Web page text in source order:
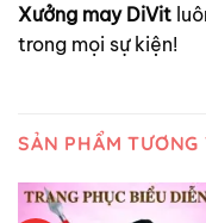
Xưởng may DiVit
trong mọi sự kiện!
SẢN PHẨM TƯƠNG